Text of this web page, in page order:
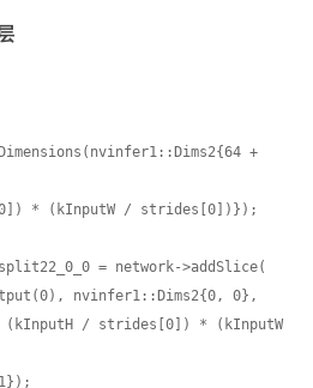
+
= network->addSlice(